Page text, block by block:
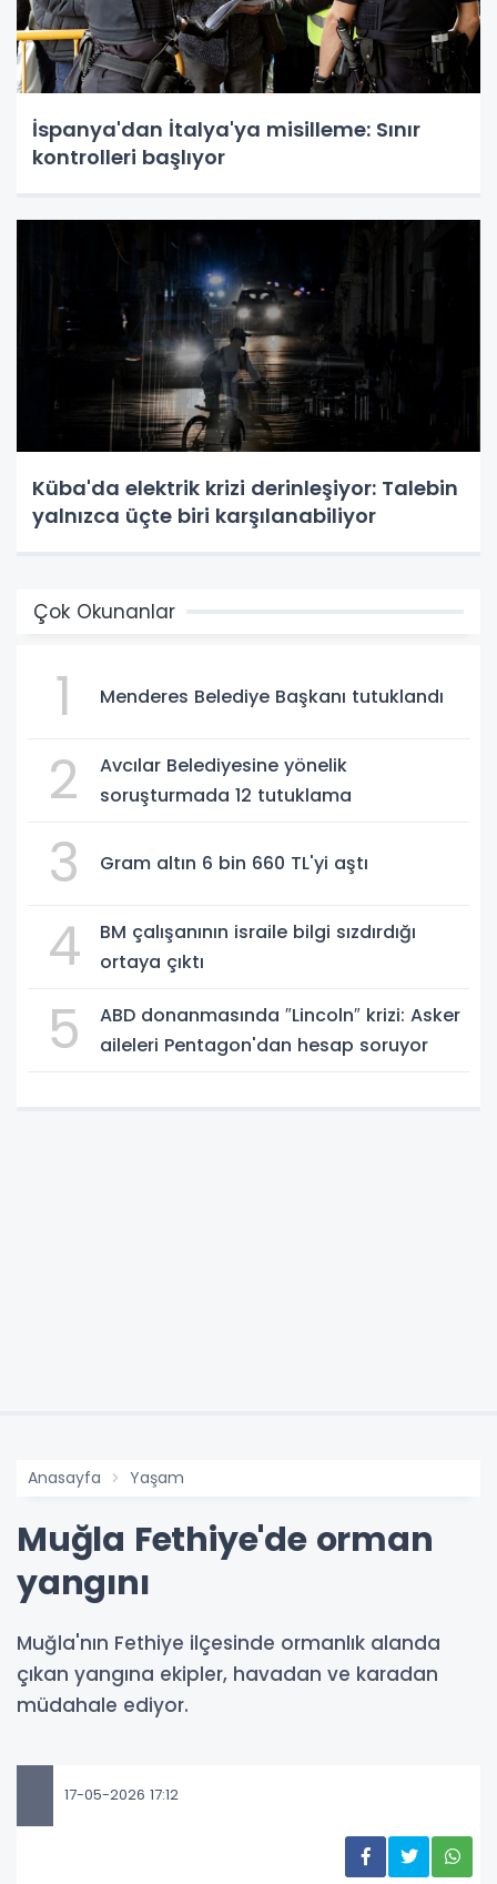
İspanya'dan İtalya'ya misilleme: Sınır
kontrolleri başlıyor
Küba'da elektrik krizi derinleşiyor: Talebin
yalnızca üçte biri karşılanabiliyor
Çok Okunanlar
1 Menderes Belediye Başkanı tutuklandı
2
Avcılar Belediyesine yönelik
soruşturmada 12 tutuklama
3 Gram altın 6 bin 660 TL'yi aştı
4
BM çalışanının israile bilgi sızdırdığı
ortaya çıktı
5
ABD donanmasında ″Lincoln″ krizi: Asker
aileleri Pentagon'dan hesap soruyor
Anasayfa Yaşam
Muğla Fethiye'de orman
yangını
Muğla'nın Fethiye ilçesinde ormanlık alanda
çıkan yangına ekipler, havadan ve karadan
müdahale ediyor.
17-05-2026 17:12